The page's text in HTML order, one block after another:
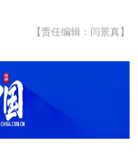
【责任编辑：闫景真】